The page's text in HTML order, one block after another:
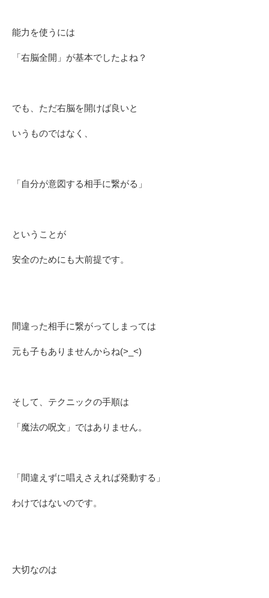
能力を使うには
「右脳全開」が基本でしたよね？
でも、ただ右脳を開けば良いと
いうものではなく、
「自分が意図する相手に繋がる」
ということが
安全のためにも大前提です。
間違った相手に繋がってしまっては
元も子もありませんからね(>_<)
そして、テクニックの手順は
「魔法の呪文」ではありません。
「間違えずに唱えさえれば発動する」
わけではないのです。
大切なのは